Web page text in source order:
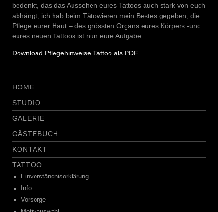
bedenkt, das das Aussehen eures Tattoos auch stark von euch
abhängt; ich hab beim Tätowieren mein Bestes gegeben, die
Pflege eurer Haut – des grössten Organs eures Körpers -und
eures neuen Tattoos ist nun eure Aufgabe .
Download Pflegehinweise Tattoo als PDF
HOME
STUDIO
GALERIE
GÄSTEBUCH
KONTAKT
TATTOO
Einverständniserklärung
Info
Vorsorge